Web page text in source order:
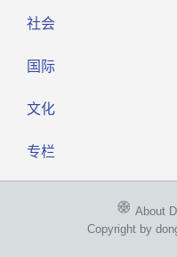
社会
国际
文化
专栏
About
Copyright by